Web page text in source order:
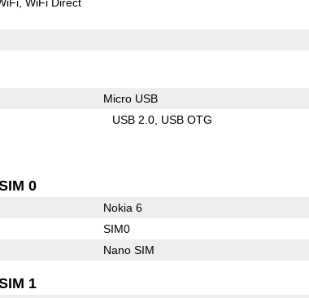
Micro USB
USB 2.0 USB OTG
0
Nokia 6
SIM0
Nano SIM
1